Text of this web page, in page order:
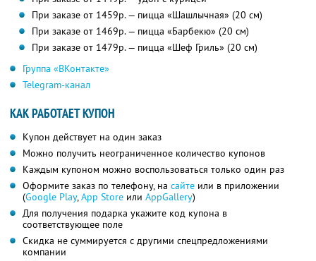
При заказе от 1459р. — пицца «Шашлычная» (20 см)
При заказе от 1469р. — пицца «Барбекю» (20 см)
При заказе от 1479р. — пицца «Шеф Гриль» (20 см)
Группа «ВКонтакте»
Telegram-канал
КАК РАБОТАЕТ КУПОН
Купон действует на один заказ
Можно получить неограниченное количество купонов
Каждым купоном можно воспользоваться только один раз
Оформите заказ по телефону, на сайте или в приложении
(Google Play,App Store или AppGallery)
Для получения подарка укажите код купона в
соответствующее поле
Скидка не суммируется с другими спецпредложениями
компании